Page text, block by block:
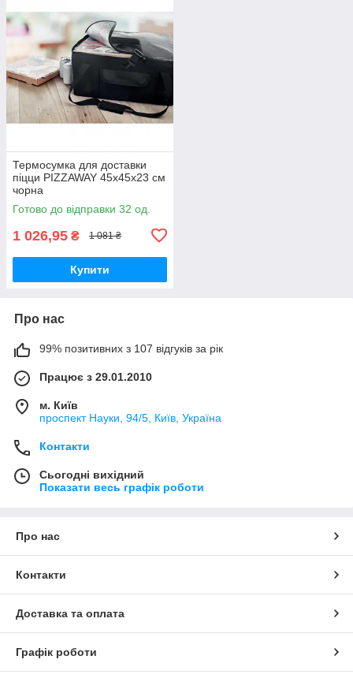
Термосумка для доставки
піцци PIZZAWAY 45х45х23 см
чорна
Готово до відправки 32 од.
1 026,95 ₴ 1 081 ₴
Купити
Про нас
99% позитивних з 107 відгуків за рік
Працює з 29.01.2010
м. Київ
проспект Науки, 94/5, Київ, Україна
Контакти
Сьогодні вихідний
Показати весь графік роботи
Про нас
Контакти
Доставка та оплата
Графік роботи